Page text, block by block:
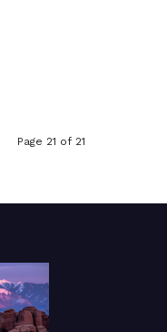
Page 21 of 21